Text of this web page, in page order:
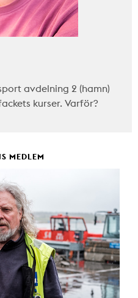
avdelning 2 (hamn)
kurser. Varför?
MEDLEM